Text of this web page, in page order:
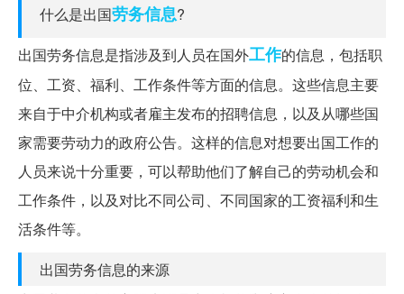
什么是出国劳务信息?
出国劳务信息是指涉及到人员在国外工作的信息，包括职
位、工资、福利、工作条件等方面的信息。这些信息主要
来自于中介机构或者雇主发布的招聘信息，以及从哪些国
家需要劳动力的政府公告。这样的信息对想要出国工作的
人员来说十分重要，可以帮助他们了解自己的劳动机会和
工作条件，以及对比不同公司、不同国家的工资福利和生
活条件等。
出国劳务信息的来源